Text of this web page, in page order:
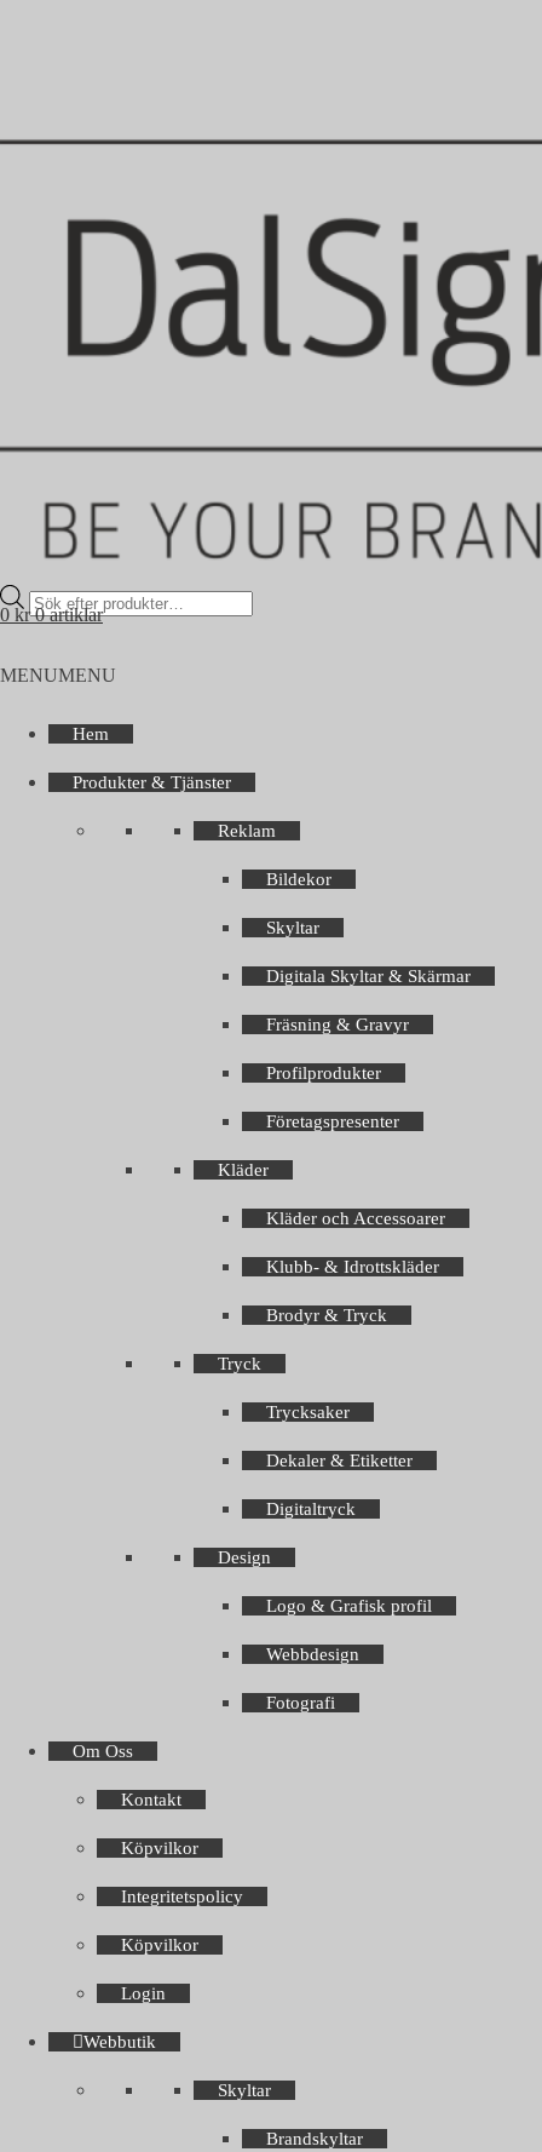
Products
search
0 kr 0 artiklar
MENUMENU
Hem
Produkter & Tjänster
Reklam
Bildekor
Skyltar
Digitala Skyltar & Skärmar
Fräsning & Gravyr
Profilprodukter
Företagspresenter
Kläder
Kläder och Accessoarer
Klubb- & Idrottskläder
Brodyr & Tryck
Tryck
Trycksaker
Dekaler & Etiketter
Digitaltryck
Design
Logo & Grafisk profil
Webbdesign
Fotografi
Om Oss
Kontakt
Köpvilkor
Integritetspolicy
Köpvilkor
Login
Webbutik
Skyltar
Brandskyltar